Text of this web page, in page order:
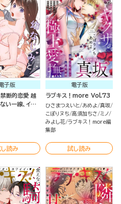
子版
断的恋愛 越
い一線、イっ
1）
読み
電子版
ラブキス！more Vol.73
ひさまつえいと あめよ 真坂
こぽりヌち 高須加ちさ ミノ
みよし花 ラブキス！more編
集部
試し読み